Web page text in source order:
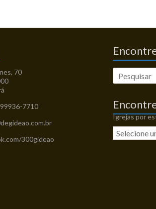
70
7710
300gideao
Igrejas por